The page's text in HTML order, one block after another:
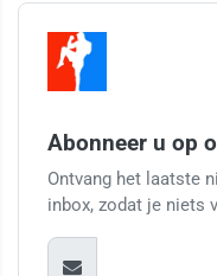
Abonneer u op
Ontvang het laatste
inbox, zodat je niets